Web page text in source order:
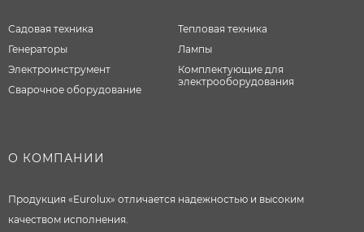
Садовая техника
Генераторы
Электроинструмент
Сварочное оборудование
Тепловая техника
Лампы
Комплектующие для
электрооборудования
О КОМПАНИИ
Продукция «Eurolux» отличается надежностью и высоким
качеством исполнения.